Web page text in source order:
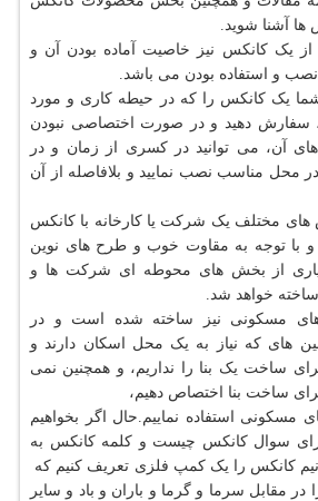
ها آشنا شوید.
از یک کانکس نیز خاصیت آماده بودن آن و
و استفاده بودن می باشد.
یک کانکس را که در حیطه کاری و مورد
سفارش دهید و در صورت اختصاصی نبودن
آن، می توانید در کسری از زمان و در
محل مناسب نصب نمایید و بلافاصله از آن
های مختلف یک شرکت یا کارخانه با کانکس
و با توجه به مقاوت خوب و طرح های نوین
از بخش های محوطه ای شرکت ها و
خواهد شد.
مسکونی نیز ساخته شده است و در
های که نیاز به یک محل اسکان دارند و
ساخت یک بنا را نداریم، و همچنین نمی
ساخت بنا اختصاص دهیم،
مسکونی استفاده نماییم.حال اگر بخواهیم
سوال کانکس چیست و کلمه کانکس به
کانکس را یک کمپ فلزی تعریف کنیم که
در مقابل سرما و گرما و باران و باد و سایر